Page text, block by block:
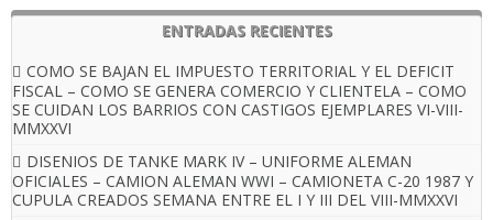
ENTRADAS RECIENTES
COMO SE BAJAN EL IMPUESTO TERRITORIAL Y EL DEFICIT
FISCAL – COMO SE GENERA COMERCIO Y CLIENTELA – COMO
SE CUIDAN LOS BARRIOS CON CASTIGOS EJEMPLARES VI-VIII-
MMXXVI
DISENIOS DE TANKE MARK IV – UNIFORME ALEMAN
OFICIALES – CAMION ALEMAN WWI – CAMIONETA C-20 1987 Y
CUPULA CREADOS SEMANA ENTRE EL I Y III DEL VIII-MMXXVI